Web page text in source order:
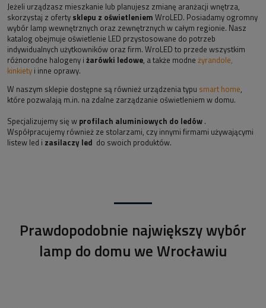
Jeżeli urządzasz mieszkanie lub planujesz zmianę aranżacji wnętrza,
skorzystaj z oferty sklepu z oświetleniem WroLED. Posiadamy ogromny
wybór lamp wewnętrznych oraz zewnętrznych w całym regionie. Nasz
katalog obejmuje oświetlenie LED przystosowane do potrzeb
indywidualnych użytkowników oraz firm. WroLED to przede wszystkim
różnorodne halogeny i żarówki ledowe, a także modne żyrandole,
kinkiety i inne oprawy.
W naszym sklepie dostępne są również urządzenia typu smart home,
które pozwalają m.in. na zdalne zarządzanie oświetleniem w domu.
Specjalizujemy się w profilach aluminiowych do ledów .
Współpracujemy również ze stolarzami, czy innymi firmami używającymi
listew led i zasilaczy led do swoich produktów.
Prawdopodobnie największy wybór
lamp do domu we Wrocławiu